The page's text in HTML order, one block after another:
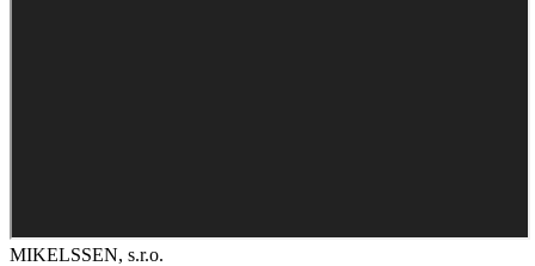
MIKELSSEN, s.r.o.